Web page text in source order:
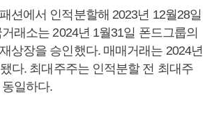
션에서 인적분할해 2023년 12월28일
래소는 2024년 1월31일 폰드그룹의
상장을 승인했다. 매매거래는 2024년
다. 최대주주는 인적분할 전 최대주
일하다.